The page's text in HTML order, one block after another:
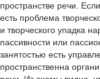
пространстве речи.
есть проблема
и творческого упадка
пассивности или
занятостью есть
пространственна